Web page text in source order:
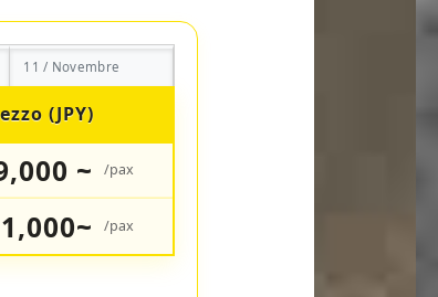
11 / Novembre
(JPY)
~ /pax
/pax